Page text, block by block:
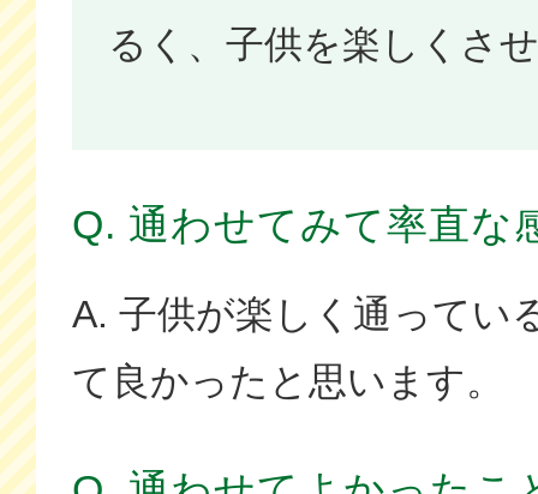
るく、子供を楽しくさ
Q. 通わせてみて率直な
A. 子供が楽しく通ってい
て良かったと思います。